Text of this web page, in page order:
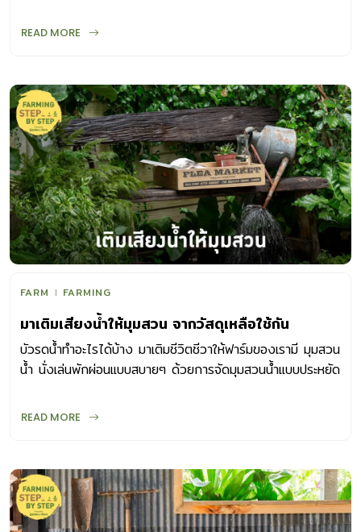
READ MORE
FARM FARMING
มาเติมเสียงน้ำให้มุมสวน จากวัสดุเหลือใช้กัน
บัวรดน้ำทำอะไรได้บ้าง มาเติมชีวิตชีวาให้ฟาร์มของเรามี มุมสวน
น้ำ นั่งเล่นพักผ่อนแบบสบายๆ ด้วยการจัดมุมสวนน้ำแบบประหยัด
READ MORE